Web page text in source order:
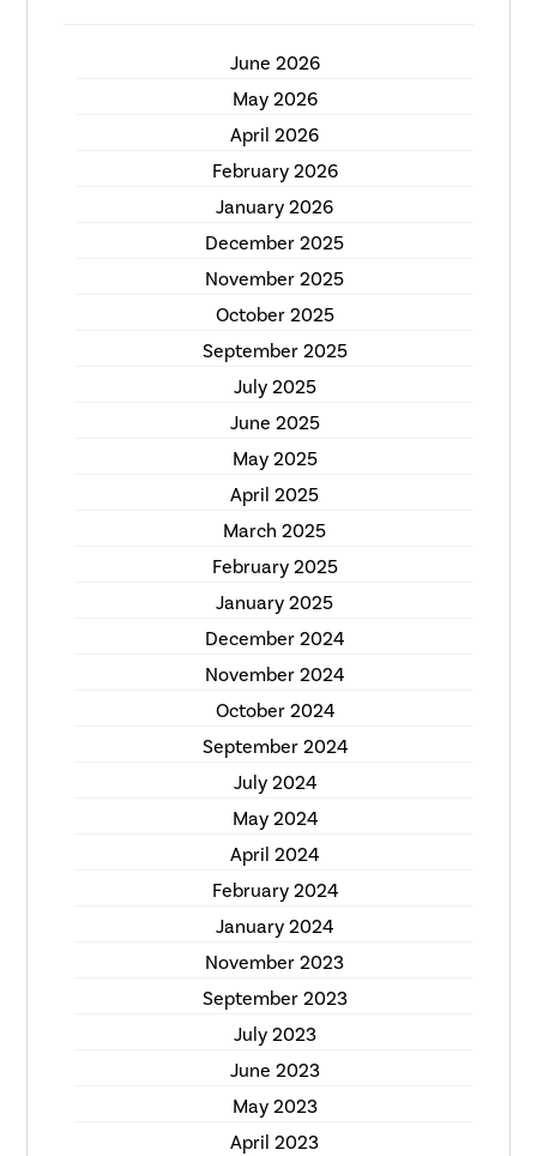
June 2026
May 2026
April 2026
February 2026
January 2026
December 2025
November 2025
October 2025
September 2025
July 2025
June 2025
May 2025
April 2025
March 2025
February 2025
January 2025
December 2024
November 2024
October 2024
September 2024
July 2024
May 2024
April 2024
February 2024
January 2024
November 2023
September 2023
July 2023
June 2023
May 2023
April 2023